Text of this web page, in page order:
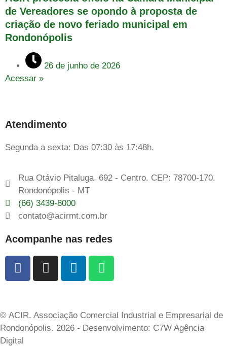
de Vereadores se opondo à proposta de
criação de novo feriado municipal em
Rondonópolis
26 de junho de 2026
Acessar »
Atendimento
Segunda a sexta: Das 07:30 às 17:48h.
Rua Otávio Pitaluga, 692 - Centro. CEP: 78700-170.
Rondonópolis - MT
(66) 3439-8000
contato@acirmt.com.br
Acompanhe nas redes
© ACIR. Associação Comercial Industrial e Empresarial de
Rondonópolis. 2026 - Desenvolvimento: C7W Agência
Digital